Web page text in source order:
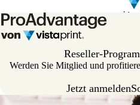
Reseller-
Werden Sie Mitglied und
Jetzt anmelden